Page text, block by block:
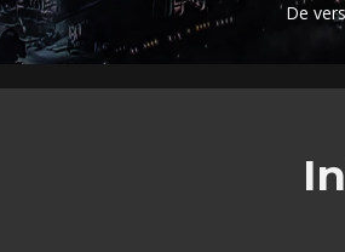
De